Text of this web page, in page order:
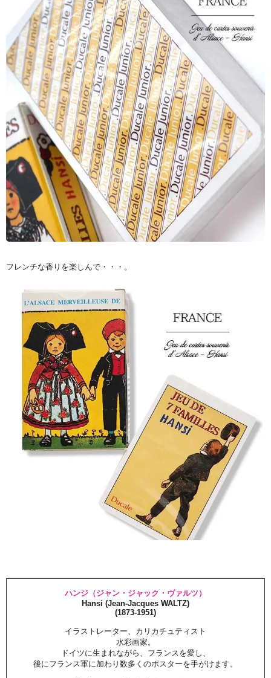
フレンチな香りを楽しんで・・・。
ハンジ（ジャン・ジャック・ヴァルツ）
Hansi (Jean-Jacques WALTZ)
(1873-1951)
イラストレーター、カリカチュティスト
水彩画家。
ドイツに生まれながら、フランスを愛し、
後にフランス軍に加わり数多くのポスターを手がけます。